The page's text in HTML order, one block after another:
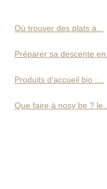
Où trouver des plats à...
Préparer sa descente
Produits d’accueil bio :...
Que faire à nosy be ? le...